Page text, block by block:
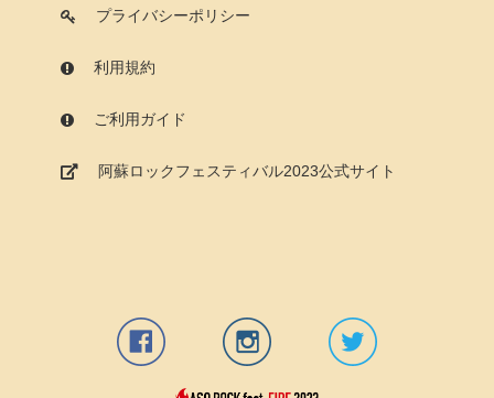
プライバシーポリシー
利用規約
ご利用ガイド
阿蘇ロックフェスティバル2023公式サイト